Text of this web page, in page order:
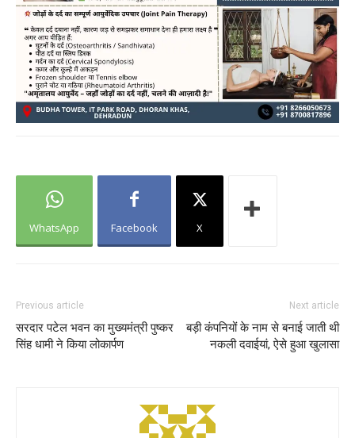
WhatsApp Facebook X
Previous article
सरदार पटेल भवन का मुख्यमंत्री पुष्कर
सिंह धामी ने किया लोकार्पण
Next article
बड़ी कंपनियों के नाम से बनाई जाती थी
नकली दवाईयां, ऐसे हुआ खुलासा